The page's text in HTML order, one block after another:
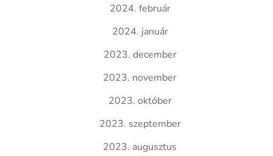
2024. február
2024. január
2023. december
2023. november
2023. október
2023. szeptember
2023. augusztus